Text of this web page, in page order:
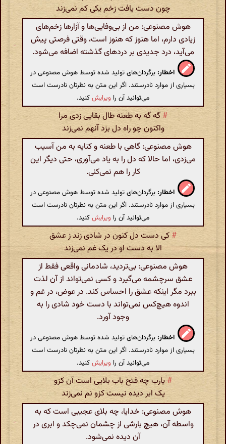
چون دست یافت زخم یکی کم نمی‌زند
هوش مصنوعی: من از بی‌وفایی‌ها و آزارها زخم‌های
زیادی دارم، اما هنوز که هنوز است، وقتی فرصتی پیش
می‌آید، درد جدیدی بر دردهای گذشته اضافه می‌شود.
اخطار: برگردان‌های تولید شده توسط هوش مصنوعی در
بسیاری از موارد نادرستند. اگر این متن به نظرتان نادرست است
می‌توانید آن را ویرایشکنید.
# گه گه به طعنه طال بقایی زدی مرا
واکنون چو راه دل بزد آنهم نمی‌زند
هوش مصنوعی: گاهی با طعنه و کنایه به من آسیب
می‌زدی، اما حالا که دل را به یاد می‌آوری، حتی دیگر این
کار را هم نمی‌کنی.
اخطار: برگردان‌های تولید شده توسط هوش مصنوعی در
بسیاری از موارد نادرستند. اگر این متن به نظرتان نادرست است
می‌توانید آن را ویرایشکنید.
# کی دست دل کنون در شادی زند ز عشق
الا به دست او در یک غم نمی‌زند
هوش مصنوعی: بی‌تردید، شادمانی واقعی فقط از
عشق سرچشمه می‌گیرد و کسی نمی‌تواند از آن لذت
ببرد مگر اینکه عشق را احساس کند. در عوض، در غم و
اندوه هیچ‌کس نمی‌تواند با دست خود شادی را به
وجود آورد.
اخطار: برگردان‌های تولید شده توسط هوش مصنوعی در
بسیاری از موارد نادرستند. اگر این متن به نظرتان نادرست است
می‌توانید آن را ویرایشکنید.
# یارب چه فتح باب بلایی است آن کزو
یک ابر دیده نیست کزو نم نمی‌زند
هوش مصنوعی: خدایا، چه بلای عجیبی است که به
واسطه آن، هیچ بارشی از چشمان نمی‌چکد و ابری در
آن دیده نمی‌شود.